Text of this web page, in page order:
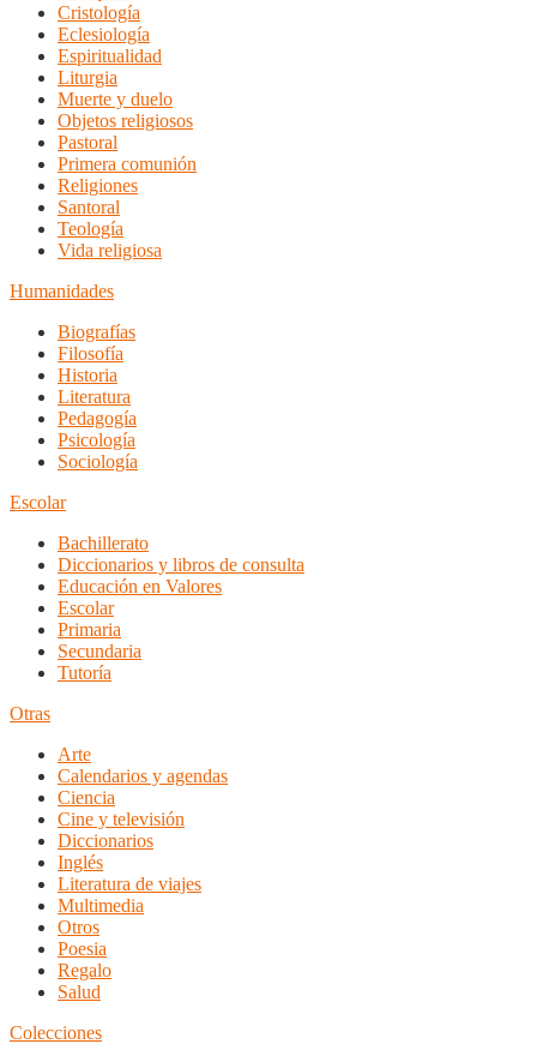
Cristología
Eclesiología
Espiritualidad
Liturgia
Muerte y duelo
Objetos religiosos
Pastoral
Primera comunión
Religiones
Santoral
Teología
Vida religiosa
Humanidades
Biografías
Filosofía
Historia
Literatura
Pedagogía
Psicología
Sociología
Escolar
Bachillerato
Diccionarios y libros de consulta
Educación en Valores
Escolar
Primaria
Secundaria
Tutoría
Otras
Arte
Calendarios y agendas
Ciencia
Cine y televisión
Diccionarios
Inglés
Literatura de viajes
Multimedia
Otros
Poesia
Regalo
Salud
Colecciones